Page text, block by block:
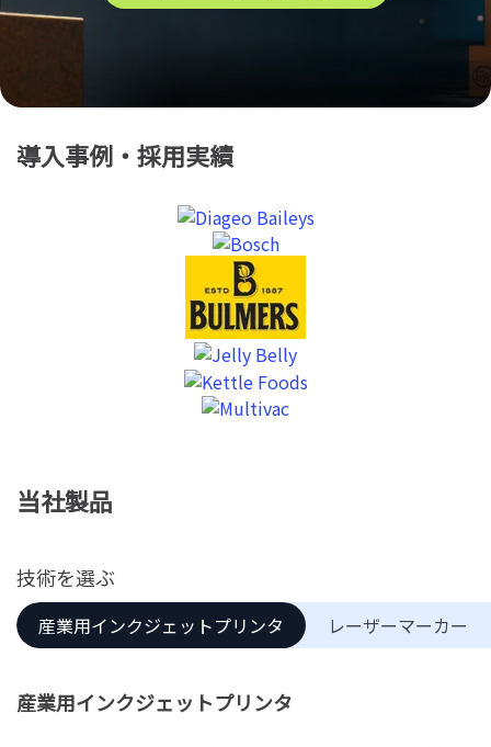
導入事例・採用実績
当社製品
技術を選ぶ
産業用インクジェットプリンタ レーザーマーカー
産業用インクジェットプリンタ